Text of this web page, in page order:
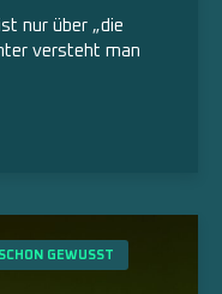
nur über „die
versteht man
SCHON GEWUSST